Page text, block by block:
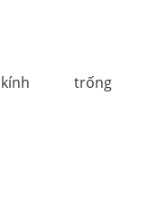
kính trống